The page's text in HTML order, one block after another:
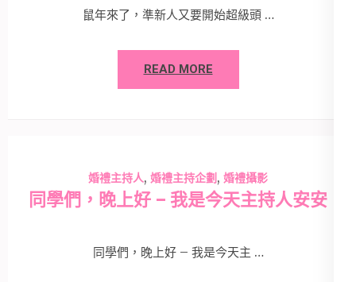
鼠年來了，準新人又要開始超級頭 …
READ MORE
婚禮主持人, 婚禮主持企劃 , 婚禮攝影
同學們，晚上好 – 我是今天主持人安安
同學們，晚上好 – 我是今天主 …